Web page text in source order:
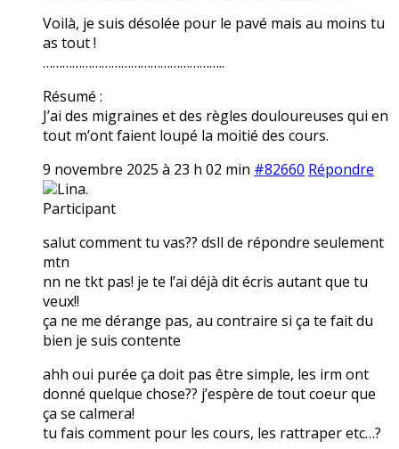
Voilà, je suis désolée pour le pavé mais au moins tu
as tout !
………………………………………………..
Résumé :
J’ai des migraines et des règles douloureuses qui en
tout m’ont faient loupé la moitié des cours.
9 novembre 2025 à 23 h 02 min #82660 Répondre
Lina.
Participant
salut comment tu vas?? dsll de répondre seulement
mtn
nn ne tkt pas! je te l’ai déjà dit écris autant que tu
veux!!
ça ne me dérange pas, au contraire si ça te fait du
bien je suis contente
ahh oui purée ça doit pas être simple, les irm ont
donné quelque chose?? j’espère de tout coeur que
ça se calmera!
tu fais comment pour les cours, les rattraper etc…?